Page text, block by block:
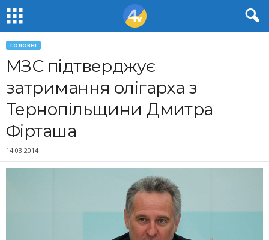
ГОЛОВНІ
МЗС підтверджує
затримання олігарха з
Тернопільщини Дмитра
Фірташа
14.03.2014